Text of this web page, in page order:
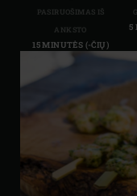
PASIRUOŠIMAS IŠ
ANKSTO
15 MINUTĖS (-ČIŲ)
5